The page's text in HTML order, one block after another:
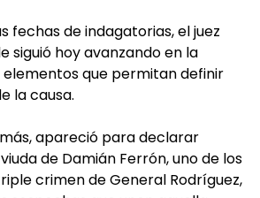
fechas de indagatorias, el juez
siguió hoy avanzando en la
elementos que permitan definir
la causa.
apareció para declarar
de Damián Ferrón, uno de los
crimen de General Rodríguez,